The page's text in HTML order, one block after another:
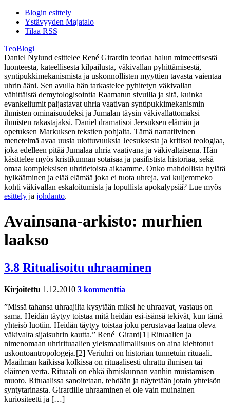
Blogin esittely
Ystävyyden Majatalo
Tilaa RSS
TeoBlogi
Daniel Nylund esittelee René Girardin teoriaa halun mimeettisestä
luonteesta, kateellisesta kilpailusta, väkivallan pyhittämisestä,
syntipukkimekanismista ja uskonnollisten myyttien tavasta vaientaa
uhrin ääni. Sen avulla hän tarkastelee pyhitetyn väkivallan
vähittäistä demytologisointia Raamatun sivuilla ja sitä, kuinka
evankeliumit paljastavat uhria vaativan syntipukkimekanismin
ihmisten ominaisuudeksi ja Jumalan täysin väkivallattomaksi
ihmisten rakastajaksi. Daniel dramatisoi Jeesuksen elämän ja
opetuksen Markuksen tekstien pohjalta. Tämä narratiivinen
menetelmä avaa uusia ulottuvuuksia Jeesuksesta ja kritisoi teologiaa,
joka edelleen pitää Jumalaa uhria vaativana ja väkivaltaisena. Hän
käsittelee myös kristikunnan sotaisaa ja pasifistista historiaa, sekä
omaa kompleksisen uhritietoista aikaamme. Onko mahdollista hylätä
hylkääminen ja elää elämää joka ei tuota uhreja, vai kuljemmeko
kohti väkivallan eskaloitumista ja lopullista apokalypsiä? Lue myös
esittely ja johdanto.
Avainsana-arkisto: murhien
laakso
3.8 Ritualisoitu uhraaminen
Kirjoitettu 1.12.2010 3 kommenttia
”Missä tahansa uhraajilta kysytään miksi he uhraavat, vastaus on
sama. Heidän täytyy toistaa mitä heidän esi-isänsä tekivät, kun tämä
yhteisö luotiin. Heidän täytyy toistaa joku perustavaa laatua oleva
väkivalta sijaisuhrin kautta.” René Girard[1] Rituaalien ja
nimenomaan uhrirituaalien yleismaailmallisuus on aina kiehtonut
uskontoantropologeja.[2] Veriuhri on historian tunnetuin rituaali.
Maailman kaikissa kolkissa on rituaalisesti uhrattu ihmisen tai
eläimen verta. Rituaali on ehkä ihmiskunnan vanhin muistamisen
muoto. Rituaalissa sanoitetaan, tehdään ja näytetään jotain yhteisön
syntytarinasta. Girardille uhraaminen ei ole vain muinainen
kuriositeetti ja […]